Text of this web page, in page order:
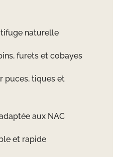
naturelle
furets et cobayes
puces, tiques et
aux NAC
et rapide